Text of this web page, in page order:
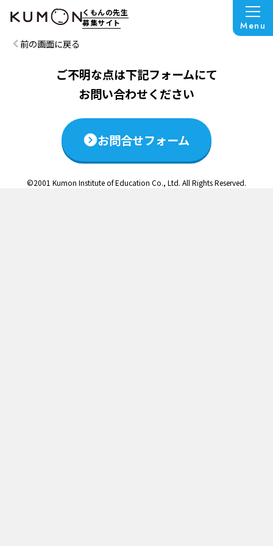
くもんの先生
募集サイト
Menu
この説明会は終了いたしました
前の画面に戻る
ご不明な点は下記フォームにて
お問い合わせください
お問合せフォーム
©2001 Kumon Institute of Education Co., Ltd. All Rights Reserved.